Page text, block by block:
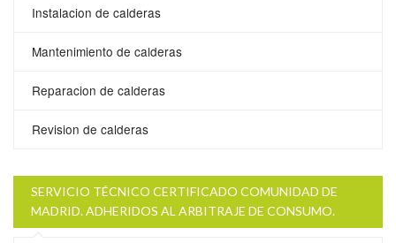
Instalacion de calderas
Mantenimiento de calderas
Reparacion de calderas
Revision de calderas
SERVICIO TÉCNICO CERTIFICADO COMUNIDAD DE
MADRID. ADHERIDOS AL ARBITRAJE DE CONSUMO.